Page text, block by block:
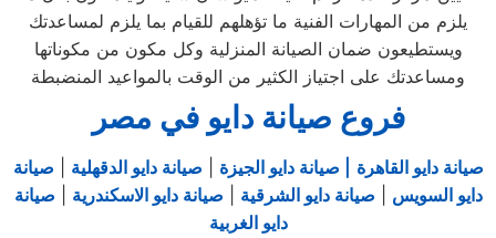
يلزم من المهارات الفنية ما تؤهلهم للقيام بما يلزم لمساعدتك
ويستطيعون ضمان الصيانة المنزلية وكل مكون من مكوناتها
ومساعدتك على اجتياز الكثير من الوقت بالمواعيد المنضبطة
فروع صيانة دايو في مصر
صيانة دايو القاهرة | صيانة دايو الجيزة صيانة دايو الدقهلية
صيانة
دايو السويس
صيانة دايو الشرقية صيانة دايو الاسكندرية
صيانة
دايو الغربية